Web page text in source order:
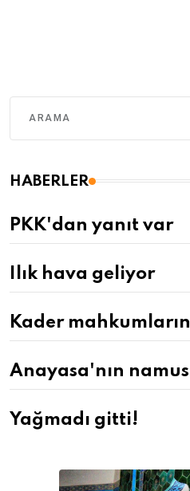
HABERLER
PKK'dan yanıt var
Ilık hava geliyor
Kader
Anayasa'nın
Yağmadı gitti!